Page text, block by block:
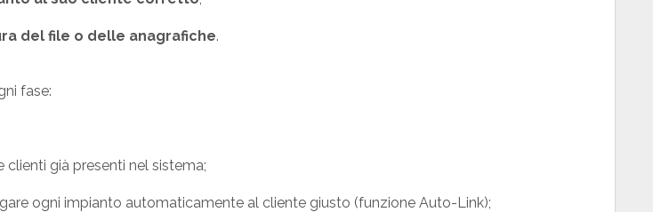
del file o delle anagrafiche.
fase:
già presenti nel sistema;
ogni impianto automaticamente al cliente giusto (funzione Auto-Link);